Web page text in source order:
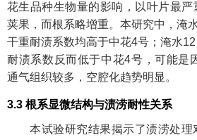
花生品种生物量的影响，以叶片最严
荚果，而根系略增重。本研究中，淹
干重耐渍系数均高于中花4号；淹水
耐渍系数反而低于中花4号，可能是
通气组织较多，空腔化趋势明显。
3.3 根系显微结构与渍涝耐性关系
本试验研究结果揭示了渍涝处理